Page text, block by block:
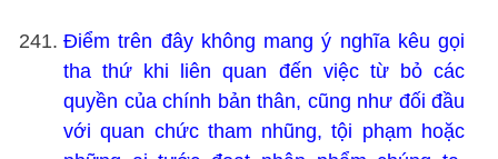
Điểm trên đây không mang ý nghĩa kêu gọi
tha thứ khi liên quan đến việc từ bỏ các
quyền của chính bản thân, cũng như đối đầu
với quan chức tham nhũng, tội phạm hoặc